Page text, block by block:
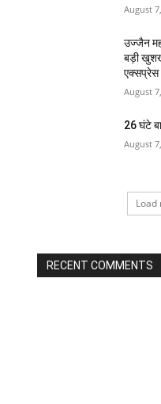
August
उज्जैन
बड़ी
एक्सप्रेस
August
26 घंटे
August
Load
RECENT COMMENTS